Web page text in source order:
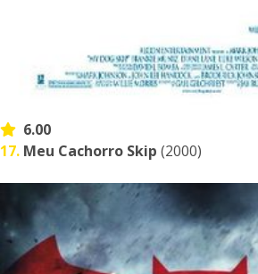
6.00
17. Meu Cachorro Skip (2000)